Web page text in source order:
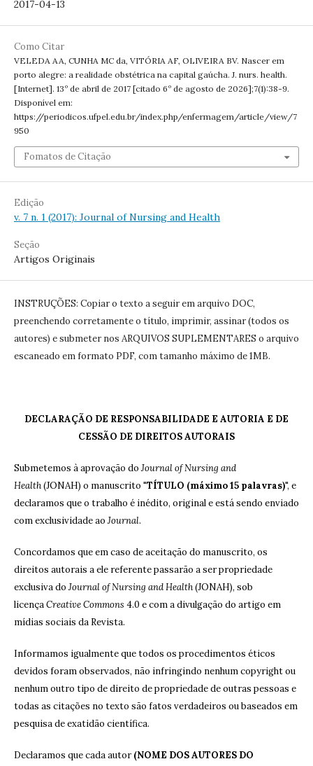
2017-04-13
Como Citar
VELEDA AA, CUNHA MC da, VITÓRIA AF, OLIVEIRA BV. Nascer em
porto alegre: a realidade obstétrica na capital gaúcha. J. nurs. health.
[Internet]. 13º de abril de 2017 [citado 6º de agosto de 2026];7(1):38-9.
Disponível em:
https://periodicos.ufpel.edu.br/index.php/enfermagem/article/view/7
950
Fomatos de Citação
Edição
v. 7 n. 1 (2017): Journal of Nursing and Health
Seção
Artigos Originais
INSTRUÇÕES: Copiar o texto a seguir em arquivo DOC,
preenchendo corretamente o título, imprimir, assinar (todos os
autores) e submeter nos ARQUIVOS SUPLEMENTARES o arquivo
escaneado em formato PDF, com tamanho máximo de 1MB.
DECLARAÇÃO DE RESPONSABILIDADE E AUTORIA E DE
CESSÃO DE DIREITOS AUTORAIS
Submetemos à aprovação do Journal of Nursing and
Health(JONAH) o manuscrito "TÍTULO (máximo 15 palavras)", e
declaramos que o trabalho é inédito, original e está sendo enviado
com exclusividade ao Journal.
Concordamos que em caso de aceitação do manuscrito, os
direitos autorais a ele referente passarão a ser propriedade
exclusiva do Journal of Nursing and Health(JONAH), sob
licençaCreative Commons 4.0 e com a divulgação do artigo em
mídias sociais da Revista.
Informamos igualmente que todos os procedimentos éticos
devidos foram observados, não infringindo nenhum copyright ou
nenhum outro tipo de direito de propriedade de outras pessoas e
todas as citações no texto são fatos verdadeiros ou baseados em
pesquisa de exatidão científica.
Declaramos que cada autor(NOME DOS AUTORES DO